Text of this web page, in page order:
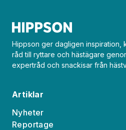
Hippson ger dagligen inspiration,
råd till ryttare och hästägare
expertråd och snackisar från
Artiklar
Nyheter
Reportage